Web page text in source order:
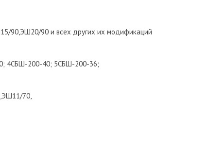
90,ЭШ20/90 и всех других их модификаций
4СБШ-200-40; 5СБШ-200-36;
70,